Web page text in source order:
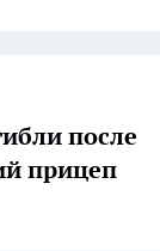
после
прицеп